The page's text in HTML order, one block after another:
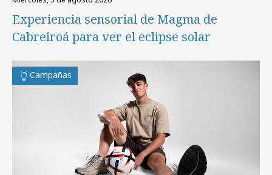
Experiencia sensorial de Magma de
Cabreiroá para ver el eclipse solar
Campañas